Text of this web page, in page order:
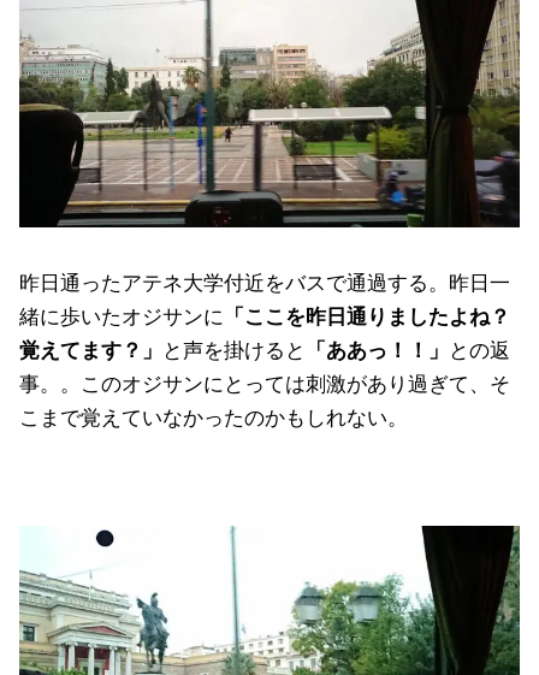
昨日通ったアテネ大学付近をバスで通過する。昨日一
緒に歩いたオジサンに
「ここを昨日通りましたよね？
覚えてます？」
と声を掛けると 「ああっ！！」
との返
事。。このオジサンにとっては刺激があり過ぎて、そ
こまで覚えていなかったのかもしれない。